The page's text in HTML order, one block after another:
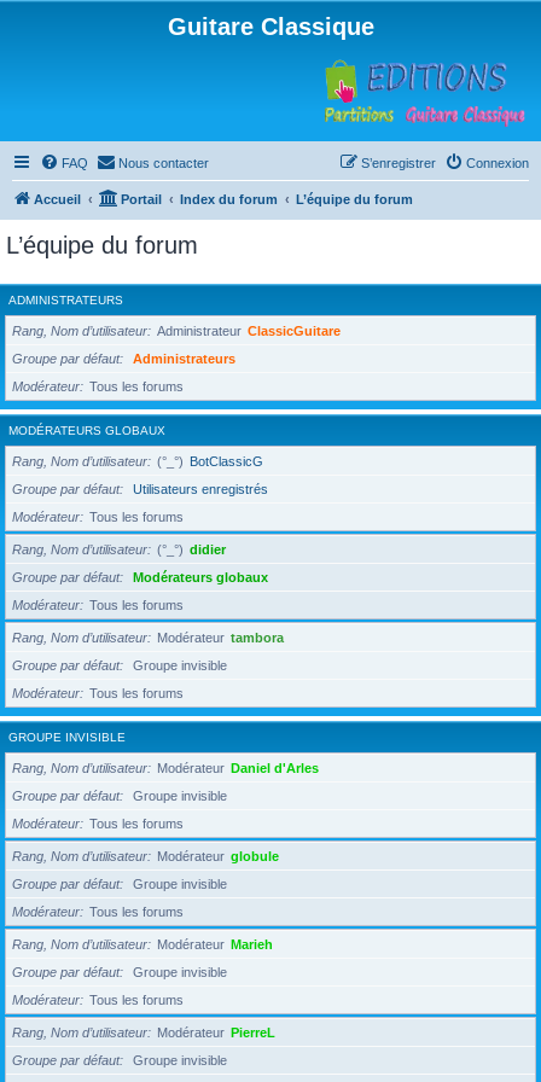
Guitare Classique
FAQ Nous contacter Connexion
S’enregistrer
Accueil Portail Index du forum L’équipe du forum
L’équipe du forum
ADMINISTRATEURS
Rang, Nom d’utilisateur Administrateur ClassicGuitare
Groupe par défaut
Administrateurs
Modérateur
Tous les forums
MODÉRATEURS GLOBAUX
Rang, Nom d’utilisateur (°_°) BotClassicG
Groupe par défaut
Utilisateurs enregistrés
Modérateur
Tous les forums
Rang, Nom d’utilisateur (°_°) didier
Groupe par défaut
Modérateurs globaux
Modérateur
Tous les forums
Rang, Nom d’utilisateur Modérateur tambora
Groupe par défaut
Groupe invisible
Modérateur
Tous les forums
GROUPE INVISIBLE
Rang, Nom d’utilisateur Modérateur Daniel d'Arles
Groupe par défaut
Groupe invisible
Modérateur
Tous les forums
Rang, Nom d’utilisateur Modérateur globule
Groupe par défaut
Groupe invisible
Modérateur
Tous les forums
Rang, Nom d’utilisateur Modérateur Marieh
Groupe par défaut
Groupe invisible
Modérateur
Tous les forums
Rang, Nom d’utilisateur Modérateur PierreL
Groupe par défaut
Groupe invisible